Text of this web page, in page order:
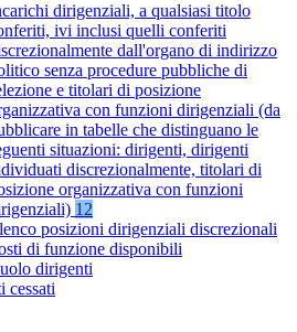
dirigenziali, a qualsiasi titolo
ivi inclusi quelli conferiti
dall'organo di indirizzo
senza procedure pubbliche di
e titolari di posizione
con funzioni dirigenziali (da
in tabelle che distinguano le
situazioni: dirigenti, dirigenti
discrezionalmente, titolari di
organizzativa con funzioni
12
posizioni dirigenziali discrezionali
di funzione disponibili
dirigenti
cessati